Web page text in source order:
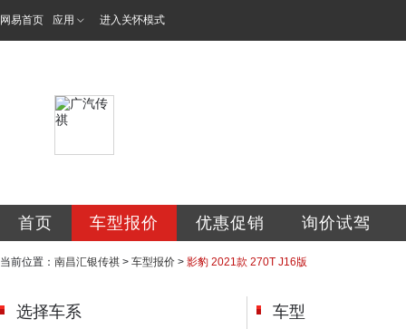
网易首页 应用 进入关怀模式
首页 车型报价 优惠促销 询价试驾
当前位置： 南昌汇银传祺 > 车型报价 > 影豹 2021款 270T J16版
选择车系 车型